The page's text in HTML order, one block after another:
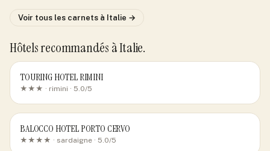
Voir tous les carnets à Italie →
Hôtels recommandés à Italie.
TOURING HOTEL RIMINI
★★★ · rimini · 5.0/5
BALOCCO HOTEL PORTO CERVO
★★★★ · sardaigne · 5.0/5